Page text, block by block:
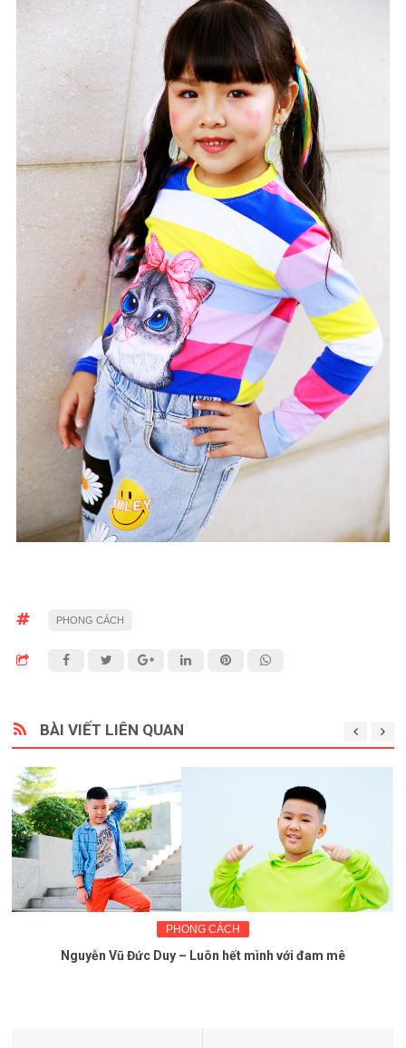
PHONG CÁCH
BÀI VIẾT LIÊN QUAN
PHONG CÁCH
Bật mí Ngôi Sao Nhỏ dịp Tết Nguyên Đán 2021: Những ca